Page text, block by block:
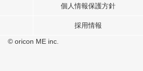
解析の各パートナーに提供しています。
個人情報保護方針
採用情報
© oricon ME inc.